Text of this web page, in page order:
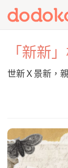
「新新
世新Ｘ景新，